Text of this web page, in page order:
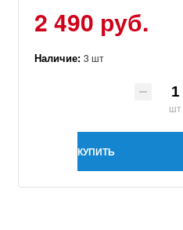
2 490 руб.
Наличие: 3 шт
шт
КУПИТЬ